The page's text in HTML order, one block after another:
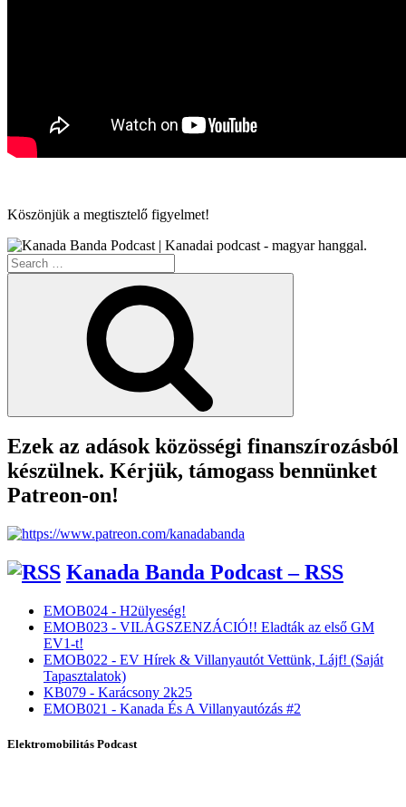
Köszönjük a megtisztelő figyelmet!
Search
for:
Ezek az adások közösségi finanszírozásból
készülnek. Kérjük, támogass bennünket
Patreon-on!
Kanada Banda Podcast – RSS
EMOB024 - H2ülyeség!
EMOB023 - VILÁGSZENZÁCIÓ!! Eladták az első GM
EV1-t!
EMOB022 - EV Hírek & Villanyautót Vettünk, Lájf! (Saját
Tapasztalatok)
KB079 - Karácsony 2k25
EMOB021 - Kanada És A Villanyautózás #2
Elektromobilitás Podcast